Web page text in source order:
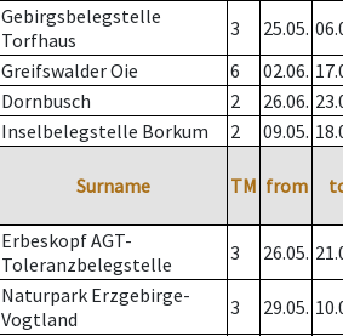
Gebirgsbelegstelle
Torfhaus
3 25.05.
Greifswalder Oie 6 02.06.
Dornbusch 2 26.06.
Inselbelegstelle Borkum 2 09.05.
Surname TM from
Erbeskopf AGT-
Toleranzbelegstelle
3 26.05.
Naturpark Erzgebirge-
Vogtland
3 29.05.